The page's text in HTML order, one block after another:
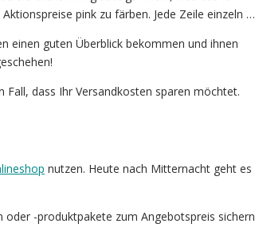
pink zu färben. Jede Zeile einzeln …
einen guten Überblick bekommen und ihnen
dass Ihr Versandkosten sparen möchtet.
nutzen. Heute nach Mitternacht geht es
oder -produktpakete zum Angebotspreis sichern